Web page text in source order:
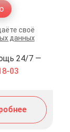
своё
данных
24/7 —
03